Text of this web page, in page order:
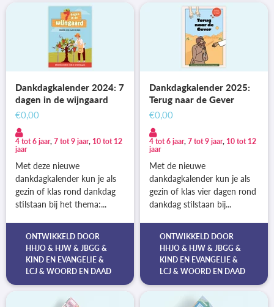
Dankdagkalender 2024: 7
dagen in de wijngaard
€0,00
4 tot 6 jaar, 7 tot 9 jaar, 10 tot 12
jaar
Met deze nieuwe
dankdagkalender kun je als
gezin of klas rond dankdag
stilstaan bij het thema:...
ONTWIKKELD DOOR
HHJO & HJW & JBGG &
KIND EN EVANGELIE &
LCJ & WOORD EN DAAD
Dankdagkalender 2025:
Terug naar de Gever
€0,00
4 tot 6 jaar, 7 tot 9 jaar, 10 tot 12
jaar
Met de nieuwe
dankdagkalender kun je als
gezin of klas vier dagen rond
dankdag stilstaan bij...
ONTWIKKELD DOOR
HHJO & HJW & JBGG &
KIND EN EVANGELIE &
LCJ & WOORD EN DAAD